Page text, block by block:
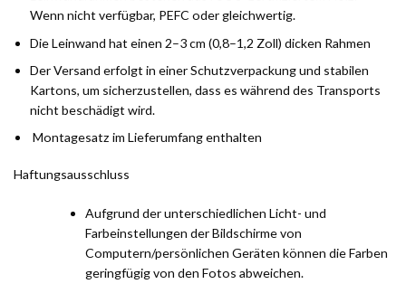
Wenn nicht verfügbar, PEFC oder gleichwertig.
Die Leinwand hat einen 2–3 cm (0,8–1,2 Zoll) dicken Rahmen
Der Versand erfolgt in einer Schutzverpackung und stabilen
Kartons, um sicherzustellen, dass es während des Transports
nicht beschädigt wird.
Montagesatz im Lieferumfang enthalten
Haftungsausschluss
Aufgrund der unterschiedlichen Licht- und
Farbeinstellungen der Bildschirme von
Computern/persönlichen Geräten können die Farben
geringfügig von den Fotos abweichen.